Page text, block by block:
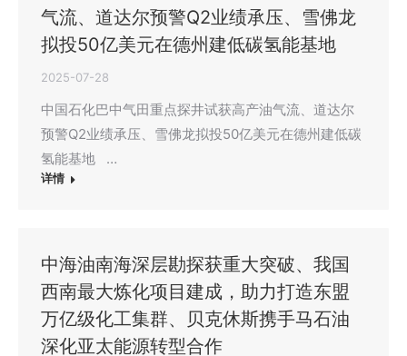
气流、道达尔预警Q2业绩承压、雪佛龙
拟投50亿美元在德州建低碳氢能基地
2025-07-28
中国石化巴中气田重点探井试获高产油气流、道达尔
预警Q2业绩承压、雪佛龙拟投50亿美元在德州建低碳
氢能基地 …
详情
中海油南海深层勘探获重大突破、我国
西南最大炼化项目建成，助力打造东盟
万亿级化工集群、贝克休斯携手马石油
深化亚太能源转型合作